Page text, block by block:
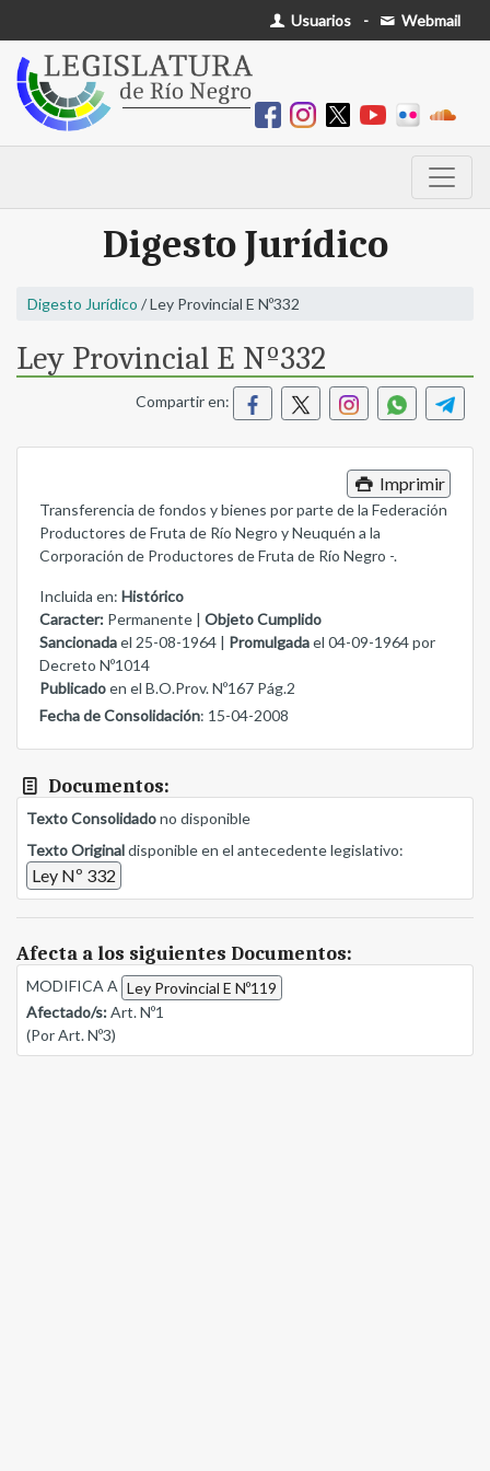
Usuarios - Webmail
Digesto Jurídico
Digesto Jurídico / Ley Provincial E Nº332
Ley Provincial E Nº332
Compartir en:
Imprimir
Transferencia de fondos y bienes por parte de la Federación
Productores de Fruta de Río Negro y Neuquén a la
Corporación de Productores de Fruta de Río Negro -.
Incluida en: Histórico
Caracter: Permanente | Objeto Cumplido
Sancionadael 25-08-1964 | Promulgadael 04-09-1964 por
Decreto Nº1014
Publicadoen el B.O.Prov. Nº167 Pág.2
Fecha de Consolidación: 15-04-2008
Documentos:
Texto Consolidadono disponible
Texto Originaldisponible en el antecedente legislativo:
Ley Nº 332
Afecta a los siguientes Documentos:
MODIFICA A Ley Provincial E Nº119
Afectado/s:Art. Nº1
(Por Art. Nº3)